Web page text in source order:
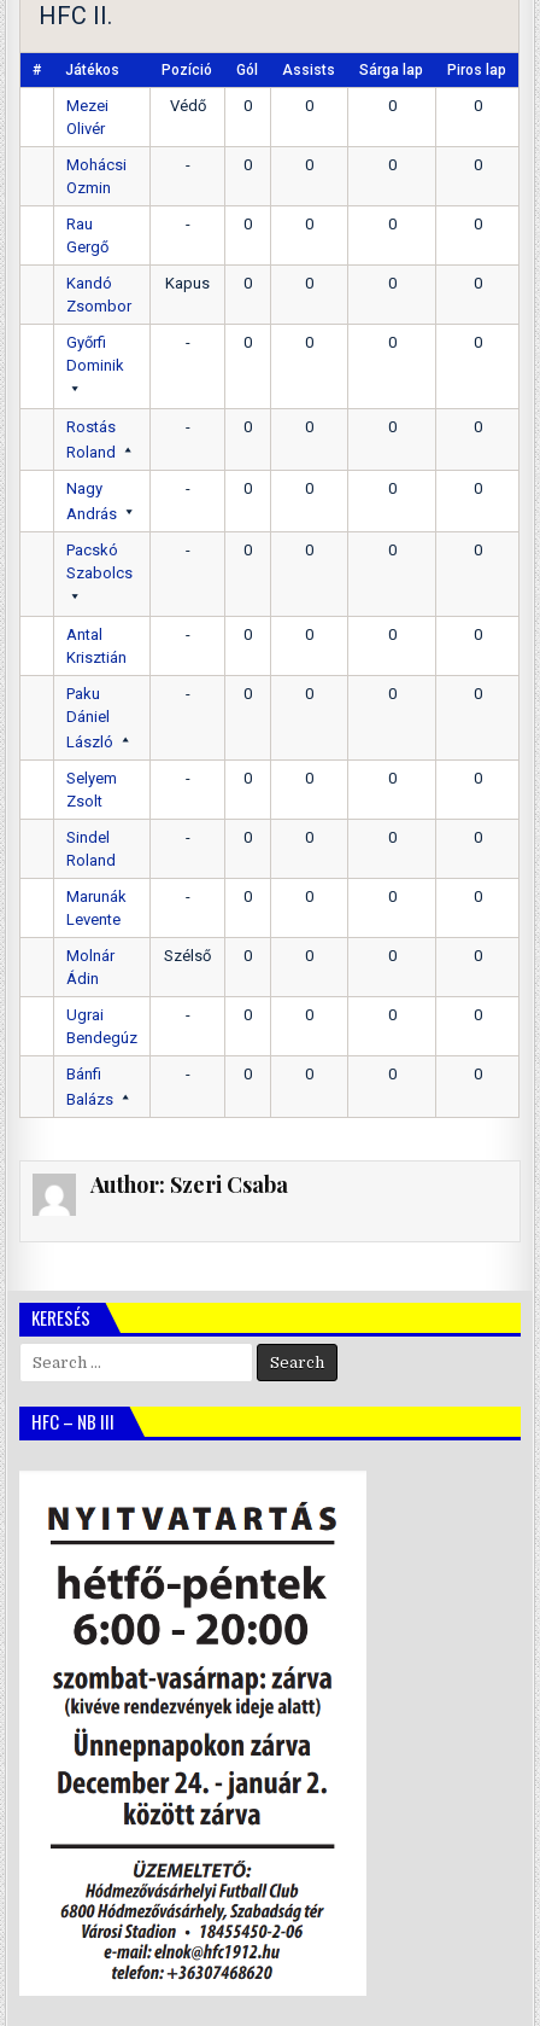
HFC II.
# Játékos Pozíció Gól Assists Sárga lap Piros lap
Mezei
Olivér
Védő 0 0 0 0
Mohácsi
Ozmin
- 0 0 0 0
Rau
Gergő
- 0 0 0 0
Kandó
Zsombor
Kapus 0 0 0 0
Győrfi
Dominik
- 0 0 0 0
Rostás
Roland
- 0 0 0 0
Nagy
András
- 0 0 0 0
Pacskó
Szabolcs
- 0 0 0 0
Antal
Krisztián
- 0 0 0 0
Paku
Dániel
László
- 0 0 0 0
Selyem
Zsolt
- 0 0 0 0
Sindel
Roland
- 0 0 0 0
Marunák
Levente
- 0 0 0 0
Molnár
Ádin
Szélső 0 0 0 0
Ugrai
Bendegúz
- 0 0 0 0
Bánfi
Balázs
- 0 0 0 0
Author: Szeri Csaba
KERESÉS
Search
for:
HFC – NB III